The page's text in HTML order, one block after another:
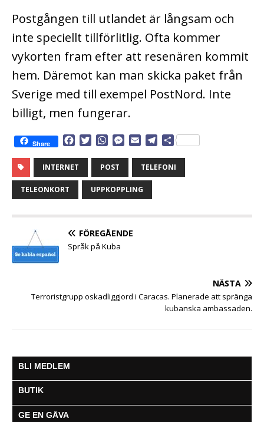
Postgången till utlandet är långsam och
inte speciellt tillförlitlig. Ofta kommer
vykorten fram efter att resenären kommit
hem. Däremot kan man skicka paket från
Sverige med till exempel PostNord. Inte
billigt, men fungerar.
Share
c
e
o
t
t
e
W
a
t
s
A
M
s
e
n
r
a
i
l
l
e
D
l
a
INTERNET POST TELEFONI
TELEONKORT UPPKOPPLING
FÖREGÅENDE
Språk på Kuba
NÄSTA
Terroristgrupp oskadliggjord i Caracas. Planerade att spränga
kubanska ambassaden.
BLI MEDLEM
BUTIK
GE EN GÅVA